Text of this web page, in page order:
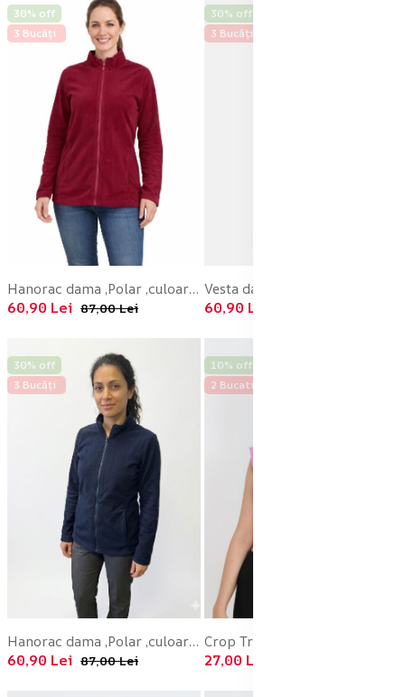
30% off
3 Bucăți
Hanorac dama ,Polar ,culoare visiniu , Engros
60,90 Lei 87,00 Lei
30% off
3 Bucăți
60,90 Lei
30% off
3 Bucăți
Hanorac dama ,Polar ,culoare bleumarin , Engros
60,90 Lei 87,00 Lei
10% off
2 Bucati
27,00 Lei